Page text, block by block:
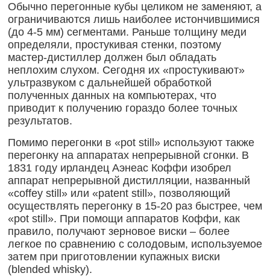
Обычно перегонные кубы целиком не заменяют, а
ограничиваются лишь наиболее истончившимися
(до 4-5 мм) сегментами. Раньше толщину меди
определяли, простукивая стенки, поэтому
мастер-дистиллер должен был обладать
неплохим слухом. Сегодня их «простукивают»
ультразвуком с дальнейшей обработкой
полученных данных на компьютерах, что
приводит к получению гораздо более точных
результатов.
Помимо перегонки в «pot still» используют также
перегонку на аппаратах непрерывной сгонки. В
1831 году ирландец Аэнеас Коффи изобрел
аппарат непрерывной дистилляции, названный
«coffey still» или «patent still», позволяющий
осуществлять перегонку в 15-20 раз быстрее, чем
«pot still». При помощи аппаратов Коффи, как
правило, получают зерновое виски – более
легкое по сравнению с солодовым, используемое
затем при приготовлении купажных виски
(blended whisky).